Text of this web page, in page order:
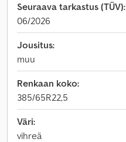
Seuraava tarkastus (TÜV):
06/2026
Jousitus:
muu
Renkaan koko:
385/65R22,5
Väri:
vihreä